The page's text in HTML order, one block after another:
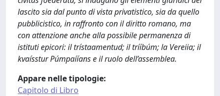
lascito sia dal punto di vista privatistico, sia da quello
pubblicistico, in raffronto con il diritto romano, ma
con attenzione anche alla possibile permanenza di
istituti epicori: il trístaamentud; il trííbúm; la Vereiia; il
kvaísstur Púmpaííans e il ruolo dell’assemblea.
Appare nelle tipologie:
Capitolo di Libro